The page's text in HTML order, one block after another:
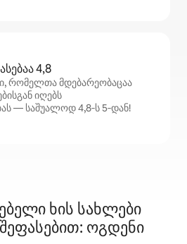
4,8
რომელთა მდებარეობაცაა
იღებს
— საშუალოდ 4,8‑ს 5‑დან!
ხის სახლები
ოგდენი